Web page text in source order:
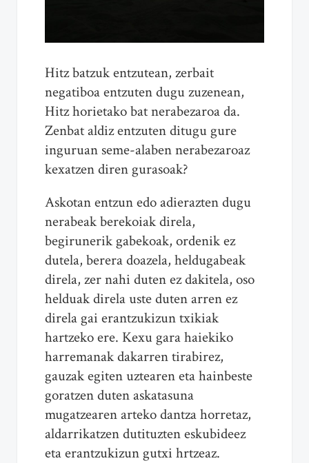
Hitz batzuk entzutean, zerbait
negatiboa entzuten dugu zuzenean,
Hitz horietako bat nerabezaroa da.
Zenbat aldiz entzuten ditugu gure
inguruan seme-alaben nerabezaroaz
kexatzen diren gurasoak?
Askotan entzun edo adierazten dugu
nerabeak berekoiak direla,
begirunerik gabekoak, ordenik ez
dutela, berera doazela, heldugabeak
direla, zer nahi duten ez dakitela, oso
helduak direla uste duten arren ez
direla gai erantzukizun txikiak
hartzeko ere. Kexu gara haiekiko
harremanak dakarren tirabirez,
gauzak egiten uztearen eta hainbeste
goratzen duten askatasuna
mugatzearen arteko dantza horretaz,
aldarrikatzen dutituzten eskubideez
eta erantzukizun gutxi hrtzeaz.